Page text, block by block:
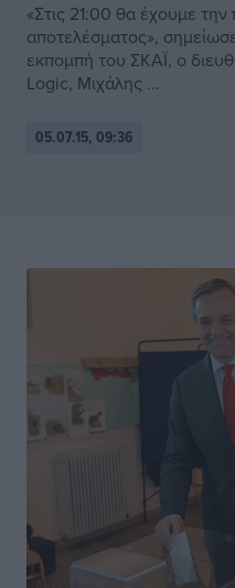
«Στις 21:00 θα έχουμε
αποτελέσματος»,
εκπομπή του ΣΚΑΪ, ο
Logic, Μιχάλης ...
05.07.15, 09:36